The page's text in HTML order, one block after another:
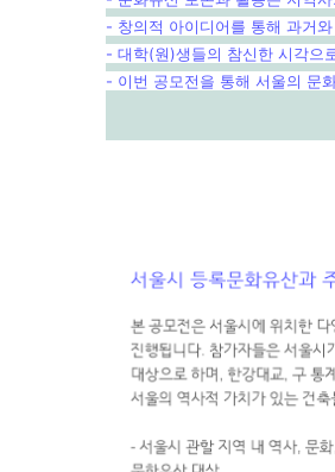
- 창의적 아이디어를 통해 과거
- 대학(원)생들의 참신한 시각으
- 이번 공모전을 통해 서울의 문